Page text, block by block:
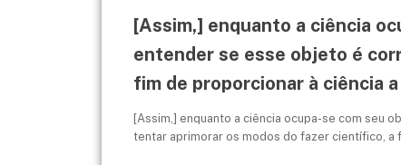
[Assim,] enquanto a ciência
entender se esse objeto é
fim de proporcionar à ciência
[Assim,] enquanto a ciência ocupa-se com seu
tentar aprimorar os modos do fazer científico, a